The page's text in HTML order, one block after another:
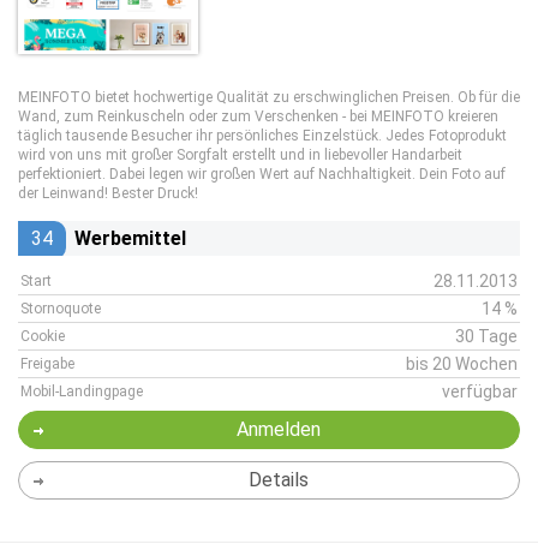
MEINFOTO bietet hochwertige Qualität zu erschwinglichen Preisen. Ob für die
Wand, zum Reinkuscheln oder zum Verschenken - bei MEINFOTO kreieren
täglich tausende Besucher ihr persönliches Einzelstück. Jedes Fotoprodukt
wird von uns mit großer Sorgfalt erstellt und in liebevoller Handarbeit
perfektioniert. Dabei legen wir großen Wert auf Nachhaltigkeit. Dein Foto auf
der Leinwand! Bester Druck!
34 Werbemittel
Start 28.11.2013
Stornoquote 14 %
Cookie 30 Tage
Freigabe bis 20 Wochen
Mobil-Landingpage verfügbar
Anmelden
Details